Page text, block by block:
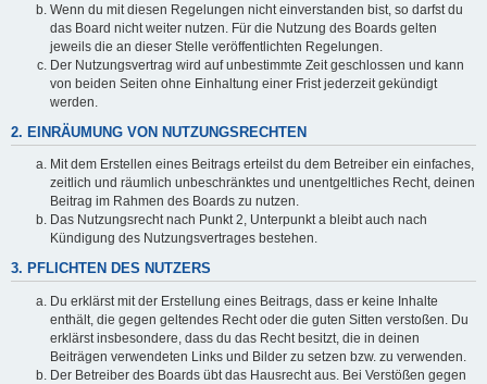
Wenn du mit diesen Regelungen nicht einverstanden bist, so darfst du
das Board nicht weiter nutzen. Für die Nutzung des Boards gelten
jeweils die an dieser Stelle veröffentlichten Regelungen.
Der Nutzungsvertrag wird auf unbestimmte Zeit geschlossen und kann
von beiden Seiten ohne Einhaltung einer Frist jederzeit gekündigt
werden.
2. EINRÄUMUNG VON NUTZUNGSRECHTEN
Mit dem Erstellen eines Beitrags erteilst du dem Betreiber ein einfaches,
zeitlich und räumlich unbeschränktes und unentgeltliches Recht, deinen
Beitrag im Rahmen des Boards zu nutzen.
Das Nutzungsrecht nach Punkt 2, Unterpunkt a bleibt auch nach
Kündigung des Nutzungsvertrages bestehen.
3. PFLICHTEN DES NUTZERS
Du erklärst mit der Erstellung eines Beitrags, dass er keine Inhalte
enthält, die gegen geltendes Recht oder die guten Sitten verstoßen. Du
erklärst insbesondere, dass du das Recht besitzt, die in deinen
Beiträgen verwendeten Links und Bilder zu setzen bzw. zu verwenden.
Der Betreiber des Boards übt das Hausrecht aus. Bei Verstößen gegen